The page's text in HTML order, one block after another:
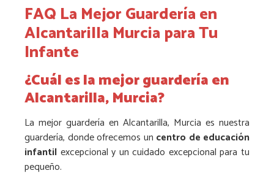
FAQ La Mejor Guardería en
Alcantarilla Murcia para Tu
Infante
¿Cuál es la mejor guardería en
Alcantarilla, Murcia?
La mejor guardería en Alcantarilla, Murcia es nuestra
guardería, donde ofrecemos un centro de educación
infantil excepcional y un cuidado excepcional para tu
pequeño.